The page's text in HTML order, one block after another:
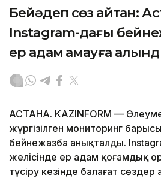
Бейәдеп сөз айтқан:
Instagram-дағы
ер адам қамауға
АСТАНА. KAZINFORM —
жүргізілген мониторинг
бейнежазба анықталды.
желісінде ер адам қоғамдық
түсіру кезінде балағат